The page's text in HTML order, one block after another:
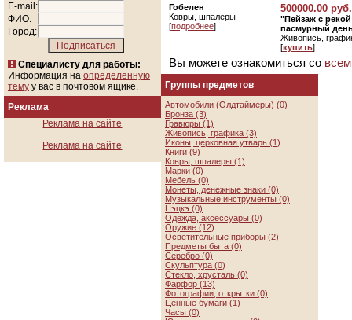
E-mail:
ФИО:
Город:
Специалисту для работы:
Информация на определенную
тему у вас в почтовом ящике.
Реклама
Реклама на сайте
Реклама на сайте
Гобелен
Ковры, шпалеры
[подробнее]
500000.00 руб.
"Пейзаж с
пасмурный
Живопись,
[купить]
Вы можете ознакомиться со
Группы предметов
Автомобили (Олдтаймеры) (0)
Бронза (3)
Гравюры (1)
Живопись, графика (3)
Иконы, церковная утварь (1)
Книги (9)
Ковры, шпалеры (1)
Марки (0)
Мебель (0)
Монеты, денежные знаки (0)
Музыкальные инструменты (0)
Нэцкэ (0)
Одежда, аксессуары (0)
Оружие (12)
Осветительные приборы (2)
Предметы быта (0)
Серебро (0)
Скульптура (0)
Стекло, хрусталь (0)
Фарфор (13)
Фотографии, открытки (0)
Ценные бумаги (1)
Часы (0)